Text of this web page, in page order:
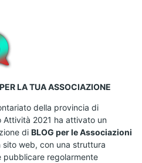
LA TUA ASSOCIAZIONE
della provincia di
Attività 2021 ha attivato un
di BLOG per le Associazioni
sito web, con una struttura
pubblicare regolarmente